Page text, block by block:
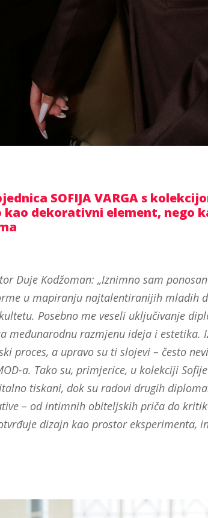
SOFIJA VARGA s
dekorativni element, nego
Duje Kodžoman: „Iznimno sam
u mapiranju najtalentiranijih mladih
Posebno me veseli uključivanje
međunarodnu razmjenu ideja i estetika.
proces, a upravo su ti slojevi – često
a. Tako su, primjerice, u kolekciji
tiskani, dok su radovi drugih
– od intimnih obiteljskih priča do
dizajn kao prostor eksperimenta,